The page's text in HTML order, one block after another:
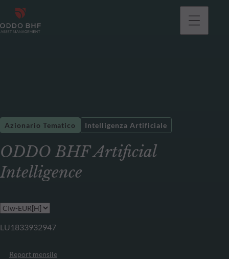
ODDO BHF Artificial
Intelligence
Azionario Tematico Intelligenza Artificiale
LU1833932947
Report mensile